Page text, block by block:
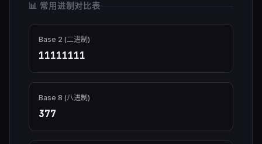
📊 常用进制对比表
Base 2 (二进制)
11111111
Base 8 (八进制)
377